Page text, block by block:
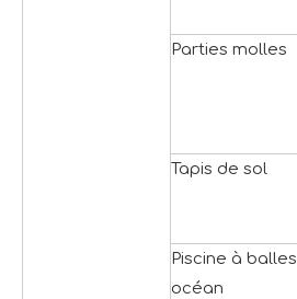
Parties molles
Tapis de sol
Piscine à balles
océan